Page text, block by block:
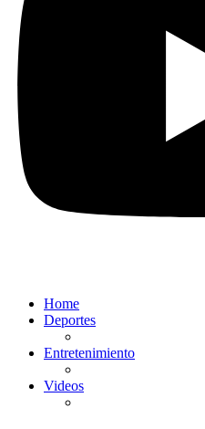
Home
Deportes
Entretenimiento
Videos